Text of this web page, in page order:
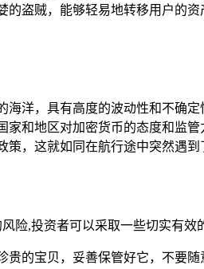
的盗贼，能够轻易地转移用户的
海洋，具有高度的波动性和不确
家和地区对加密货币的态度和监
，这就如同在航行途中突然遇到
险,投资者可以采取一些切实有效
贵的宝贝，妥善保管好它，不要